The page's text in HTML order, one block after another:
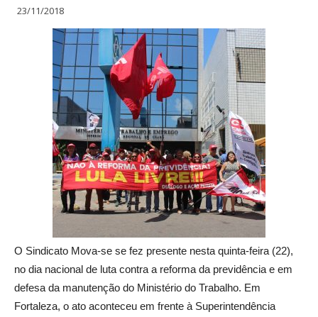
23/11/2018
O Sindicato Mova-se se fez presente nesta quinta-feira (22),
no dia nacional de luta contra a reforma da previdência e em
defesa da manutenção do Ministério do Trabalho. Em
Fortaleza, o ato aconteceu em frente à Superintendência